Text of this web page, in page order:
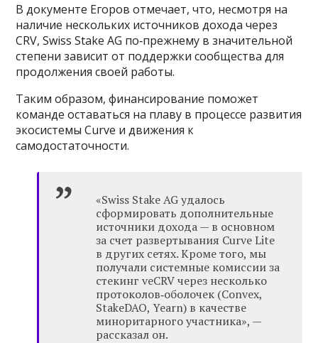
В документе Егоров отмечает, что, несмотря на
наличие нескольких источников дохода через
CRV, Swiss Stake AG по‑прежнему в значительной
степени зависит от поддержки сообщества для
продолжения своей работы.
Таким образом, финансирование поможет
команде оставаться на плаву в процессе развития
экосистемы Curve и движения к
самодостаточности.
«Swiss Stake AG удалось
сформировать дополнительные
источники дохода — в основном
за счет развертывания Curve Lite
в других сетях. Кроме того, мы
получали системные комиссии за
стекинг veCRV через несколько
протоколов‑оболочек (Convex,
StakeDAO, Yearn) в качестве
миноритарного участника», —
рассказал он.